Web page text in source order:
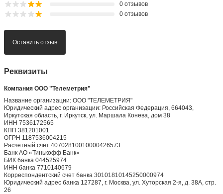
0 отзывов
0 отзывов
Оставить отзыв
Реквизиты
Компания ООО "Телеметрия"
Название организации: ООО "ТЕЛЕМЕТРИЯ"
Юридический адрес организации: Российская Федерация, 664043,
Иркутская область, г. Иркутск, ул. Маршала Конева, дом 38
ИНН 7536172565
КПП 381201001
ОГРН 1187536004215
Расчетный счет 40702810010000426573
Банк АО «Тинькофф Банк»
БИК банка 044525974
ИНН банка 7710140679
Корреспондентский счет банка 30101810145250000974
Юридический адрес банка 127287, г. Москва, ул. Хуторская 2-я, д. 38А, стр.
26